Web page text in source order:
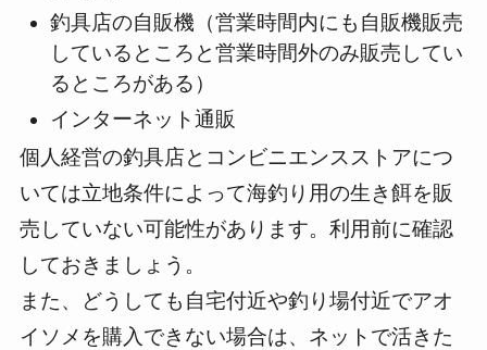
釣具店の自販機（営業時間内にも自販機販売
しているところと営業時間外のみ販売してい
るところがある）
インターネット通販
個人経営の釣具店とコンビニエンスストアにつ
いては立地条件によって海釣り用の生き餌を販
売していない可能性があります。利用前に確認
しておきましょう。
また、どうしても自宅付近や釣り場付近でアオ
イソメを購入できない場合は、ネットで活きた